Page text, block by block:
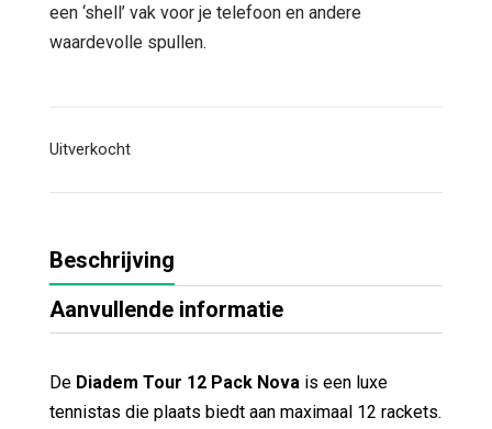
een ‘shell’ vak voor je telefoon en andere
waardevolle spullen.
Uitverkocht
Beschrijving
Aanvullende informatie
De Diadem Tour 12 Pack Nova is een luxe
tennistas die plaats biedt aan maximaal 12 rackets.